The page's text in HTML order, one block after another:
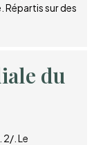
Répartis sur des
du
2/. Le